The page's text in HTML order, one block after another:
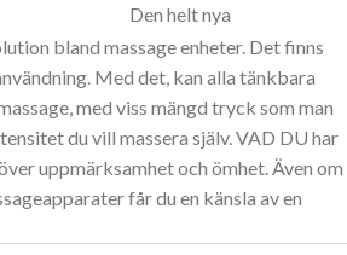
Den helt nya
bland massage enheter. Det finns
Med det, kan alla tänkbara
med viss mängd tryck som man
du vill massera själv. VAD DU har
uppmärksamhet och ömhet. Även om
får du en känsla av en